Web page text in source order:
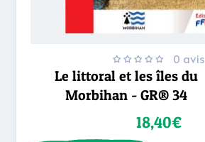
0 avis
Le littoral et les îles du
Morbihan - GR® 34
18,40€